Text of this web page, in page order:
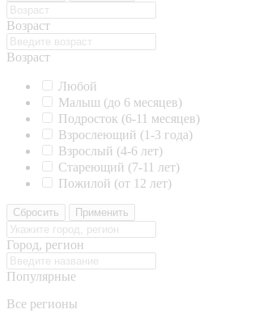
Возраст
Возраст
Любой
Малыш (до 6 месяцев)
Подросток (6-11 месяцев)
Взрослеющий (1-3 года)
Взрослый (4-6 лет)
Стареющий (7-11 лет)
Пожилой (от 12 лет)
Сбросить Применить
Город, регион
Популярные
Все регионы